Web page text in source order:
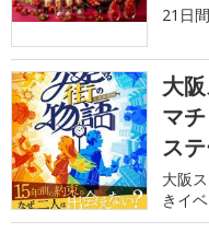
21日
大
マ
ス
大阪
きイ